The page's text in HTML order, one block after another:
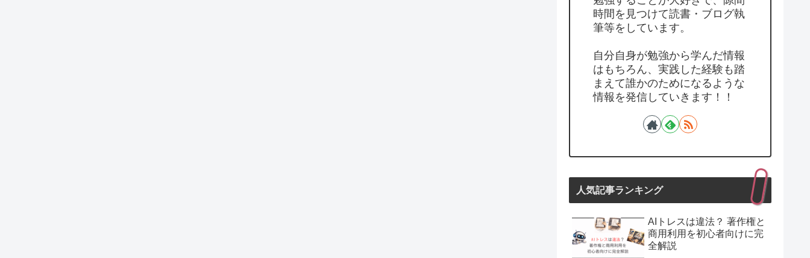
時間を見つけて読書・ブログ執
筆等をしています。
自分自身が勉強から学んだ情報
はもちろん、実践した経験も踏
まえて誰かのためになるような
情報を発信していきます！！
人気記事ランキング
AIトレスは違法？ 著作権と
商用利用を初心者向けに完
全解説